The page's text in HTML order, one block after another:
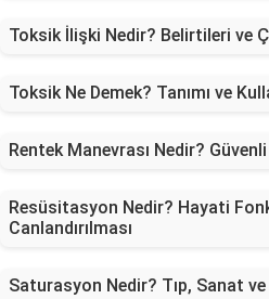
Toksik İlişki Nedir? Belirtileri ve
Toksik Ne Demek? Tanımı ve
Rentek Manevrası Nedir?
Resüsitasyon Nedir? Hayati
Canlandırılması
Saturasyon Nedir? Tıp, Sanat